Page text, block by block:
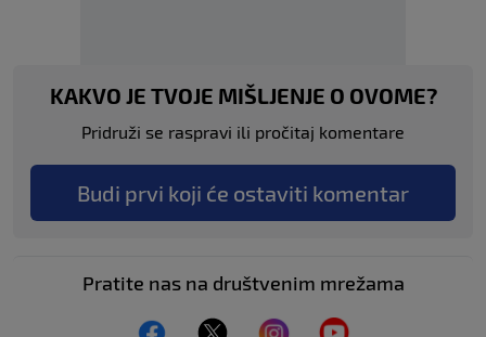
KAKVO JE TVOJE MIŠLJENJE O OVOME?
Pridruži se raspravi ili pročitaj komentare
Budi prvi koji će ostaviti komentar
Pratite nas na društvenim mrežama